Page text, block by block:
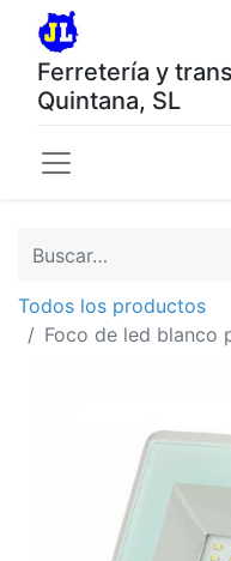
Ferretería y
Quintana, SL
Todos los productos
Foco de led blanco